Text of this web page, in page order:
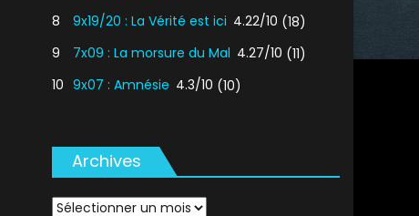
8
9x19/20 : La Vérité est ici 4.22/10 (18)
9
7x09 : La morsure du Mal 4.27/10 (11)
10 9x07 : Amnésie 4.3/10 (10)
Archives
Archives